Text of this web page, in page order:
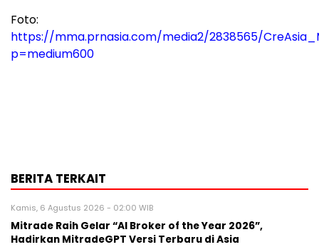
Foto:
https://mma.prnasia.com/media2/2838565/
p=medium600
BERITA TERKAIT
Kamis, 6 Agustus 2026 - 02:00 WIB
Mitrade Raih Gelar “AI Broker of the Year 2026”,
Hadirkan MitradeGPT Versi Terbaru di Asia